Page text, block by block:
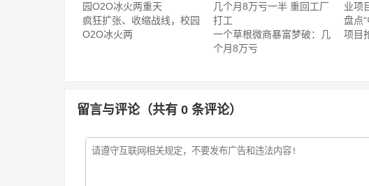
疯狂扩张、收缩战线，校园
O2O冰火两
一个草根微商暴富梦破：几
个月8万亏
盘点
项目
留言与评论（共有 0 条评论）